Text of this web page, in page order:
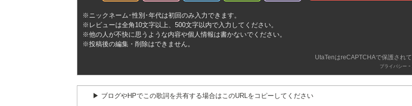
※ニックネーム･性別･年代は初回のみ入力できます。
※レビューは全角10文字以上、500文字以内で入力してください。
※他の人が不快に思うような内容や個人情報は書かないでください。
※投稿後の編集・削除はできません。
UtaTenはreCAPTCHAで保護され
プライバシー -
▶︎ ブログやHPでこの歌詞を共有する場合はこのURLをコピーしてください